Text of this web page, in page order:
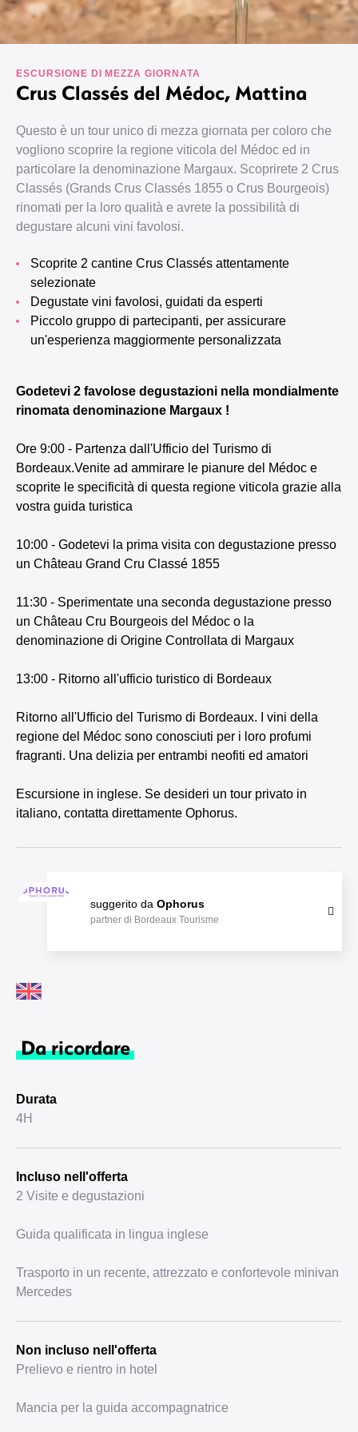
ESCURSIONE DI MEZZA GIORNATA
Crus Classés del Médoc, Mattina
Questo è un tour unico di mezza giornata per coloro che
vogliono scoprire la regione viticola del Médoc ed in
particolare la denominazione Margaux. Scoprirete 2 Crus
Classés (Grands Crus Classés 1855 o Crus Bourgeois)
rinomati per la loro qualità e avrete la possibilità di
degustare alcuni vini favolosi.
Scoprite 2 cantine Crus Classés attentamente
selezionate
Degustate vini favolosi, guidati da esperti
Piccolo gruppo di partecipanti, per assicurare
un'esperienza maggiormente personalizzata
Godetevi 2 favolose degustazioni nella mondialmente
rinomata denominazione Margaux !
Ore 9:00 - Partenza dall'Ufficio del Turismo di
Bordeaux.Venite ad ammirare le pianure del Médoc e
scoprite le specificità di questa regione viticola grazie alla
vostra guida turistica
10:00 - Godetevi la prima visita con degustazione presso
un Château Grand Cru Classé 1855
11:30 - Sperimentate una seconda degustazione presso
un Château Cru Bourgeois del Médoc o la
denominazione di Origine Controllata di Margaux
13:00 - Ritorno all'ufficio turistico di Bordeaux
Ritorno all'Ufficio del Turismo di Bordeaux. I vini della
regione del Médoc sono conosciuti per i loro profumi
fragranti. Una delizia per entrambi neofiti ed amatori
Escursione in inglese. Se desideri un tour privato in
italiano, contatta direttamente Ophorus.
suggerito da Ophorus
partner di Bordeaux Tourisme
Da ricordare
Durata
4H
Incluso nell'offerta
2 Visite e degustazioni
Guida qualificata in lingua inglese
Trasporto in un recente, attrezzato e confortevole minivan
Mercedes
Non incluso nell'offerta
Prelievo e rientro in hotel
Mancia per la guida accompagnatrice